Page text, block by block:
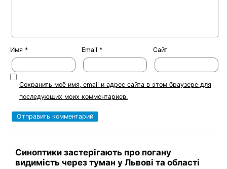
Имя * Email * Сайт
Сохранить моё имя, email и адрес сайта в этом браузере для
последующих моих комментариев.
Синоптики застерігають про погану
видимість через туман у Львові та області